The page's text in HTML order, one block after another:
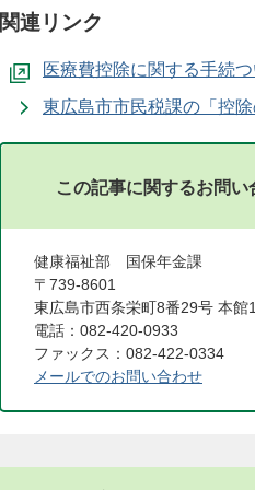
関連リンク
医療費控除に関する手続
東広島市市民税課の「控
この記事に関するお問い
健康福祉部 国保年金課
〒739-8601
東広島市西条栄町8番29号 本館
電話：082-420-0933
ファックス：082-422-0334
メールでのお問い合わせ